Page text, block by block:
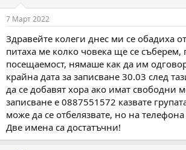
s
7 Март 2022
Здравейте колеги днес ми се обадиха
питаха ме колко човека ще се
посещаемост, нямаше как да им
крайна дата за записване 30.03 след
да се добавят хора ако имат свободни
записване е 0887551572 казвате
може да се отбелязвате, но на
Две имена са достатъчни!